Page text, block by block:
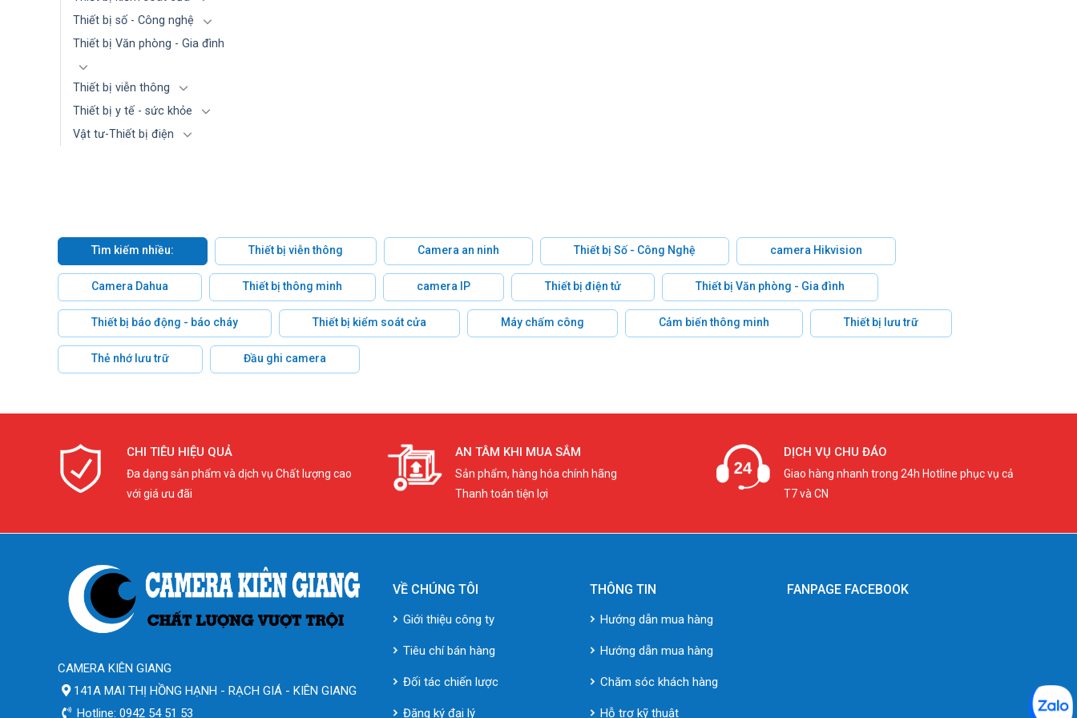
Thiết bị số - Công nghệ
Thiết bị Văn phòng - Gia đình
Thiết bị viễn thông
Thiết bị y tế - sức khỏe
Vật tư-Thiết bị điện
Tìm kiếm nhiều: Thiết bị viễn thông Camera an ninh Thiết bị Số - Công Nghệ camera Hikvision
Camera Dahua Thiết bị thông minh camera IP Thiết bị điện tử Thiết bị Văn phòng - Gia đình
Thiết bị báo động - báo cháy Thiết bị kiểm soát cửa Máy chấm công Cảm biến thông minh Thiết bị lưu trữ
Thẻ nhớ lưu trữ Đầu ghi camera
CHI TIÊU HIỆU QUẢ
Đa dạng sản phẩm và dịch vụ Chất lượng cao
với giá ưu đãi
AN TÂM KHI MUA SẮM
Sản phẩm, hàng hóa chính hãng
Thanh toán tiện lợi
DỊCH VỤ CHU ĐÁO
Giao hàng nhanh trong 24h Hotline phục vụ cả
T7 và CN
CAMERA KIÊN GIANG
141A MAI THỊ HỒNG HẠNH - RẠCH GIÁ - KIÊN GIANG
Hotline: 0942 54 51 53
VỀ CHÚNG TÔI
Giới thiệu công ty
Tiêu chí bán hàng
Đối tác chiến lược
Đăng ký đại lý
THÔNG TIN
Hướng dẫn mua hàng
Hướng dẫn mua hàng
Chăm sóc khách hàng
Hỗ trợ kỹ thuật
FANPAGE FACEBOOK